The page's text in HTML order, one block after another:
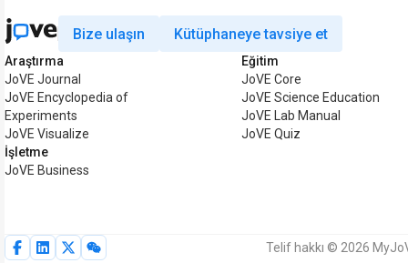
Bize ulaşın Kütüphaneye tavsiye et
Araştırma
JoVE Journal
JoVE Encyclopedia of
Experiments
JoVE Visualize
İşletme
JoVE Business
Eğitim
JoVE Core
JoVE Science Education
JoVE Lab Manual
JoVE Quiz
Telif hakkı © 2026